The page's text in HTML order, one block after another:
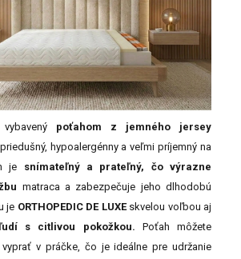
poťahom z jemného jersey
hypoalergénny a veľmi príjemný na
je snímateľný a prateľný, čo výrazne
matraca a zabezpečuje jeho dlhodobú
je ORTHOPEDIC DE LUXEskvelou voľbou aj
s citlivou pokožkou. Poťah môžete
v práčke, čo je ideálne pre udržanie